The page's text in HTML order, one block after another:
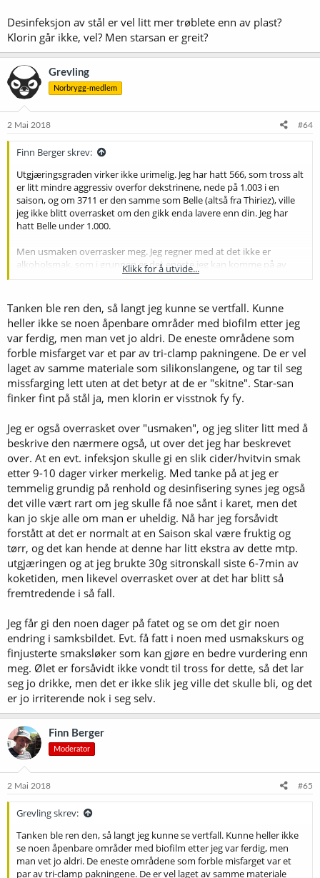
Desinfeksjon av stål er vel litt mer trøblete enn av plast?
Klorin går ikke, vel? Men starsan er greit?
Grevling
Norbrygg-medlem
2 Mai 2018 #64
Finn Berger skrev:
Utgjæringsgraden virker ikke urimelig. Jeg har hatt 566, som tross alt
er litt mindre aggressiv overfor dekstrinene, nede på 1.003 i en
saison, og om 3711 er den samme som Belle (altså fra Thiriez), ville
jeg ikke blitt overrasket om den gikk enda lavere enn din. Jeg har
hatt Belle under 1.000.
Men usmaken overrasker meg. Jeg regner med at det ikke er
alkoholsmak, som i grunnen er det eneste jeg kan komme på av
"normale" smaker som kan forekomme. Og Belle lagde ikke dårlig øl
var vel preget av fenoler, men ikke usmakelige. Så da kan det høres
ut som en infeksjon - men de fleste pleier vel ikke å manifestere seg
så fort?
Har du ståltank, kan du vel få den rimelig rein med vanlige
vaskemidler? La den eventuelt stå med vann med
maskinoppvaskmiddel i over natta? (Jeg har ingen erfaring med stål,
men det er vel i alle fall ikke farlig for stålet?)
Vanlig cerevisiae gjør ikke det, de har mistet den evnen. Men sporer
vil, så vidt jeg vet, kunne overleve kokende vann. Mulig det er en
grunn til at Belle Saison er så vanskelig å bli kvitt?
Uansett, skikkelig reingjøring skulle greie seg, og særlig av kraner og
eventuelle andre kriker og kroker gjæren kan sette seg fast i. Og det
har du visst sørget for, så jeg ville ikke sovet dårlig.
Desinfeksjon av stål er vel litt mer trøblete enn av plast? Klorin går
ikke, vel? Men starsan er greit?
Klikk for å utvide...
Tanken ble ren den, så langt jeg kunne se vertfall. Kunne
heller ikke se noen åpenbare områder med biofilm etter jeg
var ferdig, men man vet jo aldri. De eneste områdene som
forble misfarget var et par av tri-clamp pakningene. De er vel
laget av samme materiale som silikonslangene, og tar til seg
missfarging lett uten at det betyr at de er "skitne". Star-san
finker fint på stål ja, men klorin er visstnok fy fy.
Jeg er også overrasket over "usmaken", og jeg sliter litt med å
beskrive den nærmere også, ut over det jeg har beskrevet
over. At en evt. infeksjon skulle gi en slik cider/hvitvin smak
etter 9-10 dager virker merkelig. Med tanke på at jeg er
temmelig grundig på renhold og desinfisering synes jeg også
det ville vært rart om jeg skulle få noe sånt i karet, men det
kan jo skje alle om man er uheldig. Nå har jeg forsåvidt
forstått at det er normalt at en Saison skal være fruktig og
tørr, og det kan hende at denne har litt ekstra av dette mtp.
utgjæringen og at jeg brukte 30g sitronskall siste 6-7min av
koketiden, men likevel overrasket over at det har blitt så
fremtredende i så fall.
Jeg får gi den noen dager på fatet og se om det gir noen
endring i samksbildet. Evt. få fatt i noen med usmakskurs og
finjusterte smaksløker som kan gjøre en bedre vurdering enn
meg. Ølet er forsåvidt ikke vondt til tross for dette, så det lar
seg jo drikke, men det er ikke slik jeg ville det skulle bli, og det
er jo irriterende nok i seg selv.
Finn Berger
Moderator
2 Mai 2018 #65
Grevling skrev:
Tanken ble ren den, så langt jeg kunne se vertfall. Kunne heller ikke
se noen åpenbare områder med biofilm etter jeg var ferdig, men
man vet jo aldri. De eneste områdene som forble misfarget var et
par av tri-clamp pakningene. De er vel laget av samme materiale